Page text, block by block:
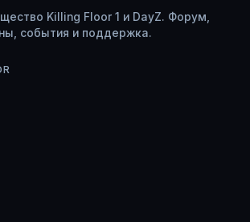
Killing Floor 1 и DayZ. Форум,
события и поддержка.